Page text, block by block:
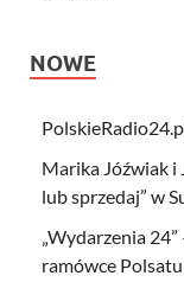
NOWE
Marika Jóźwiak i
lub sprzedaj” w
„Wydarzenia
ramówce Polsatu